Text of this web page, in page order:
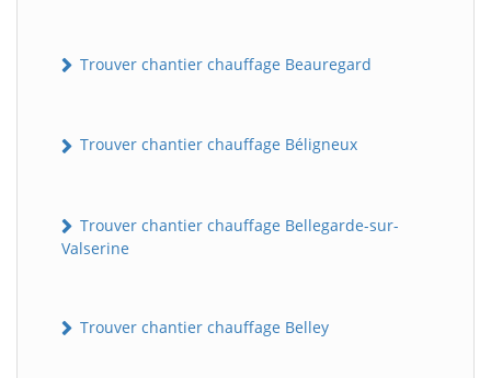
Trouver chantier chauffage Beauregard
Trouver chantier chauffage Béligneux
Trouver chantier chauffage Bellegarde-sur-
Valserine
Trouver chantier chauffage Belley